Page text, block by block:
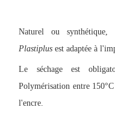
Naturel ou synthétique,
Plastiplusest adaptée à
Le séchage est
Polymérisation entre
l'encre.